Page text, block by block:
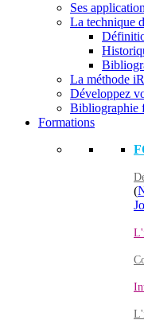
Ses
La technique
La méthode
Développez
Bibliographie
Formations
(